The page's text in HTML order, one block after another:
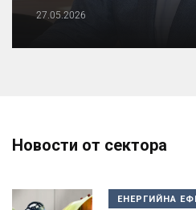
27.05.2026
Новости от сектора
ЕНЕРГИЙНА